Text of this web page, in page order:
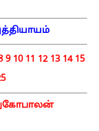
9 10 11 12 13 14 15